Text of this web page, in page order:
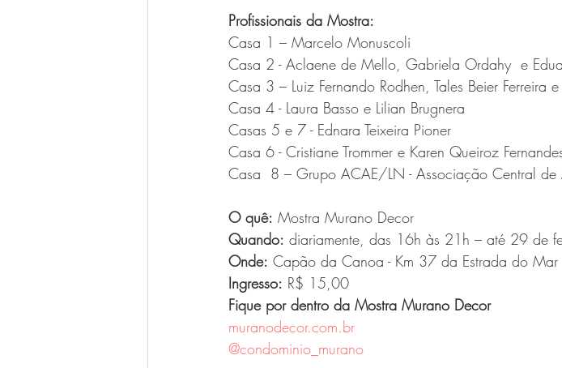
Profissionais da Mostra:
Casa 1 – Marcelo Monuscoli
Casa 2 - Aclaene de Mello, Gabriela Ordahy  e
Casa 3 – Luiz Fernando Rodhen, Tales Beier Ferreira
Casa 4 - Laura Basso e Lilian Brugnera
Casas 5 e 7 - Ednara Teixeira Pioner
Casa 6 - Cristiane Trommer e Karen Queiroz
Casa  8 – Grupo ACAE/LN - Associação Central de
O quê: Mostra Murano Decor
Quando: diariamente, das 16h às 21h – até 29 de
Onde: Capão da Canoa - Km 37 da Estrada do Mar
Ingresso: R$ 15,00
Fique por dentro da Mostra Murano Decor
muranodecor.com.br
@condominio_murano